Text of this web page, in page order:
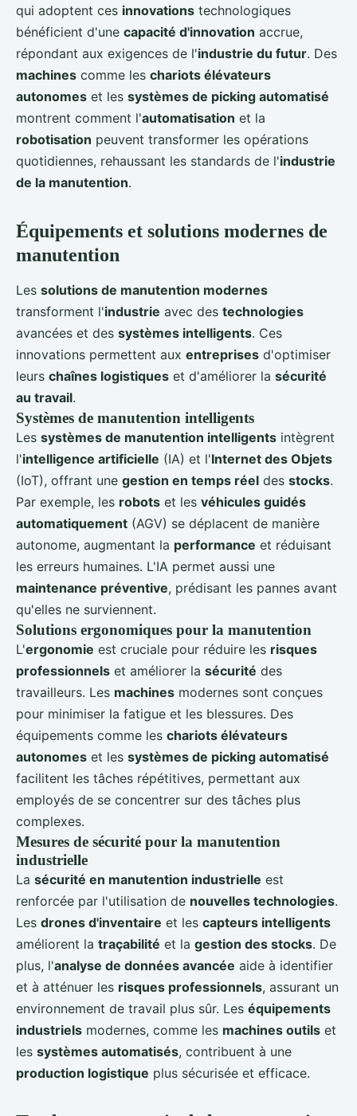
qui adoptent ces innovations technologiques
bénéficient d'une capacité d'innovation accrue,
répondant aux exigences de l'industrie du futur. Des
machines comme les chariots élévateurs
autonomes et les systèmes de picking automatisé
montrent comment l'automatisation et la
robotisation peuvent transformer les opérations
quotidiennes, rehaussant les standards de l'industrie
de la manutention.
Équipements et solutions modernes de
manutention
Les solutions de manutention modernes
transforment l'industrie avec des technologies
avancées et des systèmes intelligents. Ces
innovations permettent aux entreprises d'optimiser
leurs chaînes logistiques et d'améliorer la sécurité
au travail.
Systèmes de manutention intelligents
Les systèmes de manutention intelligents intègrent
l'intelligence artificielle (IA) et l'Internet des Objets
(IoT), offrant une gestion en temps réel des stocks.
Par exemple, les robots et les véhicules guidés
automatiquement (AGV) se déplacent de manière
autonome, augmentant la performance et réduisant
les erreurs humaines. L'IA permet aussi une
maintenance préventive, prédisant les pannes avant
qu'elles ne surviennent.
Solutions ergonomiques pour la manutention
L'ergonomie est cruciale pour réduire les risques
professionnels et améliorer la sécurité des
travailleurs. Les machines modernes sont conçues
pour minimiser la fatigue et les blessures. Des
équipements comme les chariots élévateurs
autonomes et les systèmes de picking automatisé
facilitent les tâches répétitives, permettant aux
employés de se concentrer sur des tâches plus
complexes.
Mesures de sécurité pour la manutention
industrielle
La sécurité en manutention industrielle est
renforcée par l'utilisation de nouvelles technologies.
Les drones d'inventaire et les capteurs intelligents
améliorent la traçabilité et la gestion des stocks. De
plus, l'analyse de données avancée aide à identifier
et à atténuer les risques professionnels, assurant un
environnement de travail plus sûr. Les équipements
industriels modernes, comme les machines outils et
les systèmes automatisés, contribuent à une
production logistique plus sécurisée et efficace.